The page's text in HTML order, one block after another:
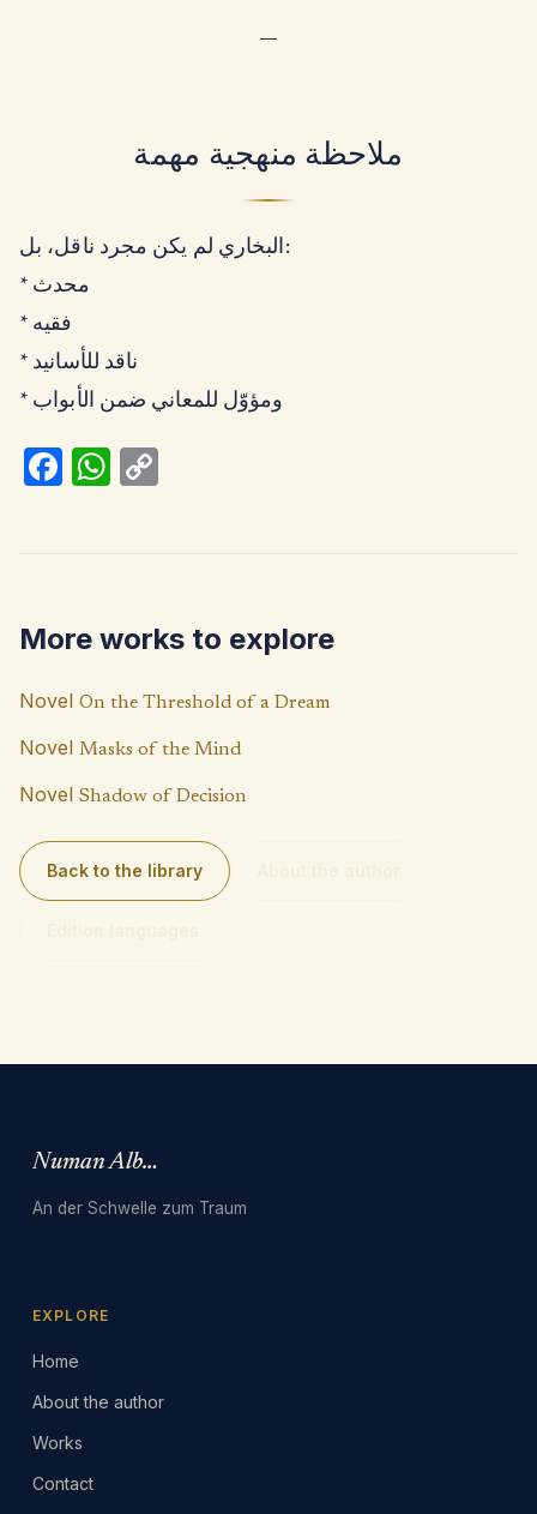
—
ملاحظة منهجية مهمة
البخاري لم يكن مجرد ناقل، بل:
* محدث
* فقيه
* ناقد للأسانيد
* ومؤوّل للمعاني ضمن الأبواب
Fa
k
W
p
p
Li
n
k
More works to explore
Novel On the Threshold of a Dream
Novel Masks of the Mind
Novel Shadow of Decision
Back to the library
Numan Albarbari
An der Schwelle zum Traum
EXPLORE
Home
About the author
Works
Contact